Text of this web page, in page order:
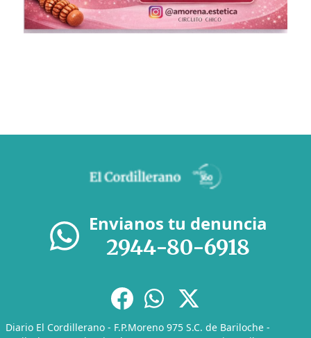
Envianos tu denuncia
2944-80-6918
Diario El Cordillerano - F.P.Moreno 975 S.C. de Bariloche -